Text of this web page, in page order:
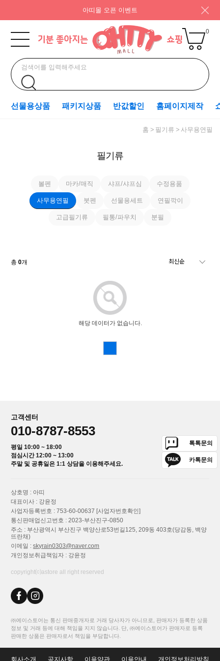
아띠몰 오픈 이벤트
0
선물용상품 패키지상품 반값할인 홈페이지제작
홈 필기류 사무용연필
필기류
볼펜 마카/매직 샤프/샤프심 수정용품
사무용연필 붓펜 선물용세트 연필깍이
고급필기류 필통/파우치 분필
총0개
해당 데이터가 없습니다.
고객센터
010-8787-8553
평일 10:00 ~ 18:00
점심시간 12:00 ~ 13:00
주말 및 공휴일은 1:1 상담을 이용해주세요.
톡톡문의
카톡문의
상호명 : 아띠
대표이사 : 강윤정
사업자등록번호 : 753-60-00637 [사업자번호확인]
통신판매업신고번호 : 2023-부산진구-0850
주소 : 부산광역시 부산진구 백양산로53번길125, 209동 403호(당감동, 백양
뜨란채)
이메일 :skyrain0303@naver.com
개인정보취급책임자 : 강윤정
copyright⒞astore all right reserved
㈜에이스토어는 통신 판매중개자로 거래 당사자가 아니므로, 판매자가 등록한 상품
정보 및 거래 등에 대해 책임을 지지 않습니다. 단, ㈜에이스토어가 판매자로 등록
판매한 상품은 판매자로서 책임을 부담합니다.
회사소개 공지사항 이용약관 이용안내 개인정보처리방침